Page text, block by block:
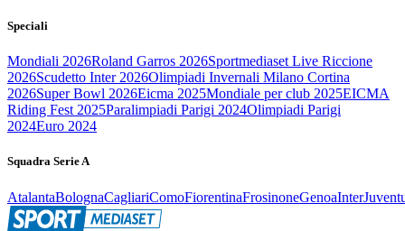
Speciali
Mondiali 2026Roland Garros 2026Sportmediaset Live Riccione
2026Scudetto Inter 2026Olimpiadi Invernali Milano Cortina
2026Super Bowl 2026Eicma 2025Mondiale per club 2025EICMA
Riding Fest 2025Paralimpiadi Parigi 2024Olimpiadi Parigi
2024Euro 2024
Squadra Serie A
AtalantaBolognaCagliariComoFiorentinaFrosinoneGenoaInter